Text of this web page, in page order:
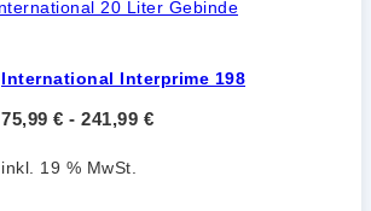
International Interprime 198
75,99 € - 241,99 €
inkl. 19 % MwSt.